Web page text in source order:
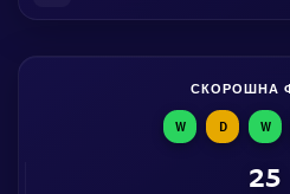
СКОРОШНА
W D W
25